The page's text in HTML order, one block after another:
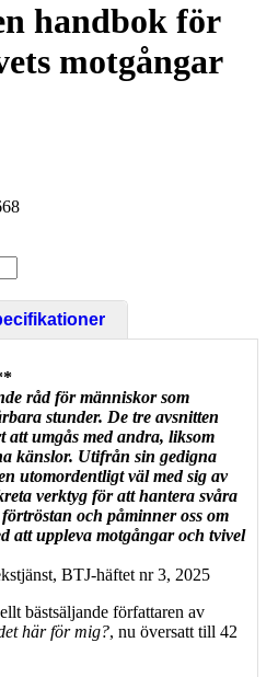
handbok för
motgångar
råd för människor som
stunder. De tre avsnitten
att umgås med andra, liksom
känslor. Utifrån sin gedigna
utomordentligt väl med sig av
verktyg för att hantera svåra
och påminner oss om
att uppleva motgångar och tvivel
BTJ-häftet nr 3, 2025
bästsäljande författaren av
här för mig?, nu översatt till 42